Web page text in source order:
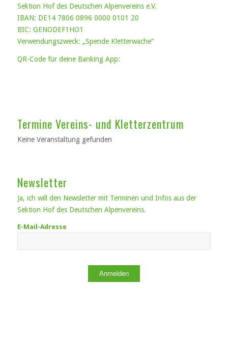
Sektion Hof des Deutschen Alpenvereins e.V.
IBAN: DE14 7806 0896 0000 0101 20
BIC: GENODEF1HO1
Verwendungszweck: „Spende Kletterwache“
QR-Code für deine Banking App:
Termine Vereins- und Kletterzentrum
Keine Veranstaltung gefunden
Newsletter
Ja, ich will den Newsletter mit Terminen und Infos aus der
Sektion Hof des Deutschen Alpenvereins.
E-Mail-Adresse
Anmelden